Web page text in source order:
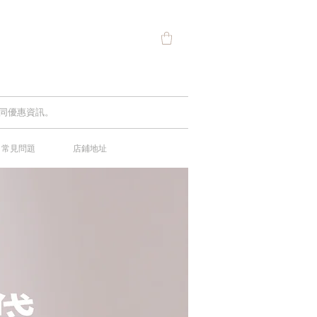
優惠資訊。
常見問題 店鋪地址